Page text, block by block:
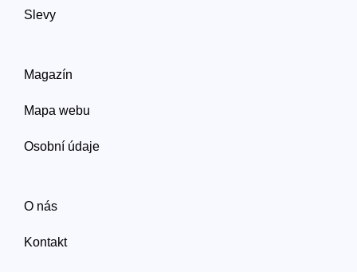
Slevy
Magazín
Mapa webu
Osobní údaje
O nás
Kontakt